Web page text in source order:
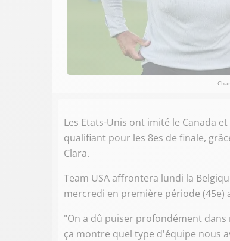
Les Etats-Unis ont imité le Canada
qualifiant pour les 8es de finale,
Clara.
Team USA affrontera lundi la
mercredi en première période (45e)
"On a dû puiser profondément
ça montre quel type d'équipe nous